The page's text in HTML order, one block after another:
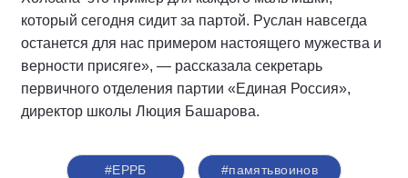
который сегодня сидит за партой. Руслан навсегда
останется для нас примером настоящего мужества и
верности присяге», — рассказала секретарь
первичного отделения партии «Единая Россия»,
директор школы Люция Башарова.
#ЕРРБ #памятьвоинов